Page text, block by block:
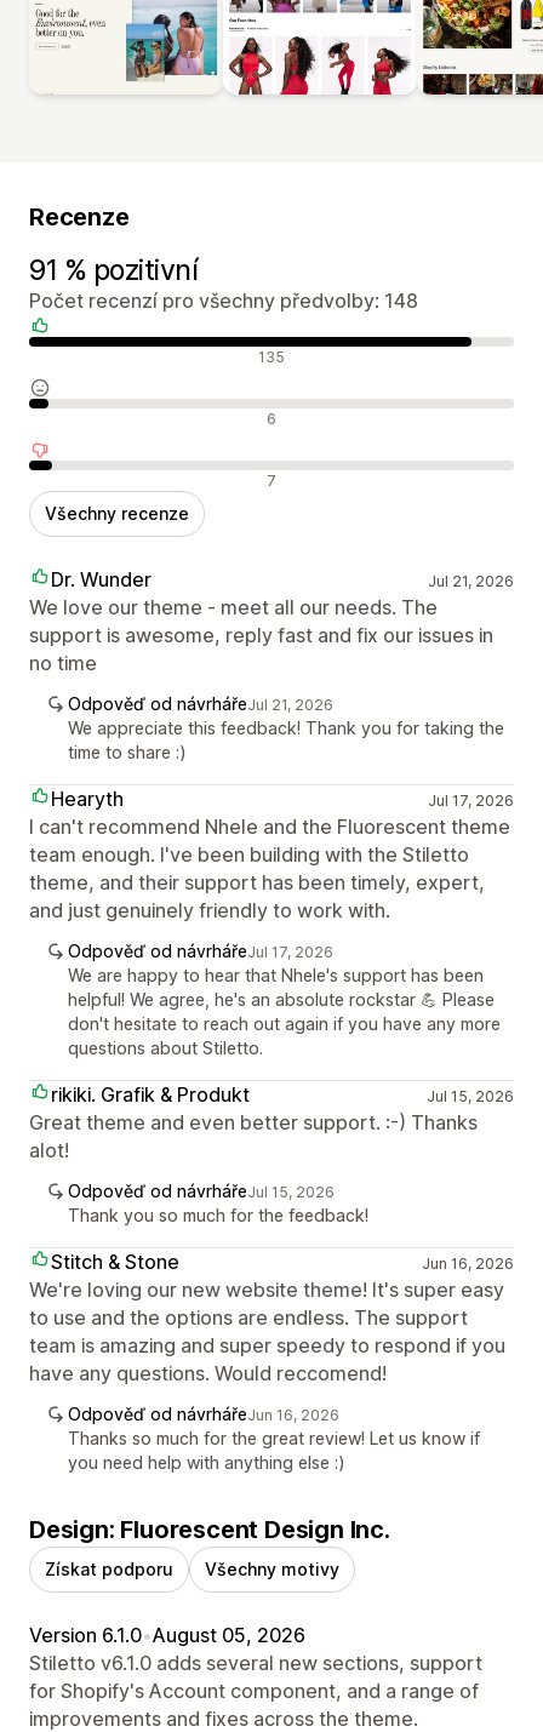
Recenze
91 % pozitivní
Počet recenzí pro všechny předvolby: 148
Pozitivní recenze 135
Neutrální recenze 6
Negativní recenze 7
Všechny recenze
Dr. Wunder Jul 21, 2026
We love our theme - meet all our needs. The
support is awesome, reply fast and fix our issues in
no time
Odpověď od návrhářeJul 21, 2026
We appreciate this feedback! Thank you for taking the
time to share :)
Hearyth Jul 17, 2026
I can't recommend Nhele and the Fluorescent theme
team enough. I've been building with the Stiletto
theme, and their support has been timely, expert,
and just genuinely friendly to work with.
Odpověď od návrhářeJul 17, 2026
We are happy to hear that Nhele's support has been
helpful! We agree, he's an absolute rockstar 💪 Please
don't hesitate to reach out again if you have any more
questions about Stiletto.
rikiki. Grafik & Produkt Jul 15, 2026
Great theme and even better support. :-) Thanks
alot!
Odpověď od návrhářeJul 15, 2026
Thank you so much for the feedback!
Stitch & Stone Jun 16, 2026
We're loving our new website theme! It's super easy
to use and the options are endless. The support
team is amazing and super speedy to respond if you
have any questions. Would reccomend!
Odpověď od návrhářeJun 16, 2026
Thanks so much for the great review! Let us know if
you need help with anything else :)
Design: Fluorescent Design Inc.
Získat podporu Všechny motivy
Version 6.1.0•August 05, 2026
Stiletto v6.1.0 adds several new sections, support
for Shopify's Account component, and a range of
improvements and fixes across the theme.